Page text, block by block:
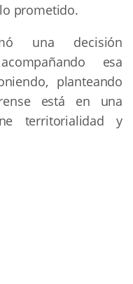
prometido.
una decisión
esa
planteando
está en una
territorialidad y